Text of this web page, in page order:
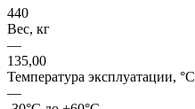
440
Вес, кг
—
135,00
Температура эксплуатации, °C
—